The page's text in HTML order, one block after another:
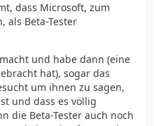
dass Microsoft, zum
als Beta-Tester
und habe dann (eine
hat), sogar das
um ihnen zu sagen,
und dass es völlig
die Beta-Tester auch noch